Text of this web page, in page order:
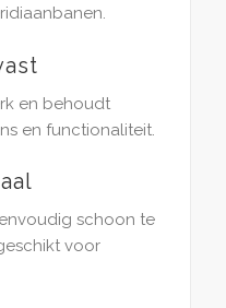
en behoudt
en functionaliteit.
schoon te
voor